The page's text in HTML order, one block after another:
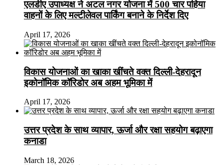
एलडीए उपाध्यक्ष ने अटल नगर योजना में 500 चार पहिया
वाहनों के लिए मल्टीलेवल पार्किंग बनाने के निर्देश दिए
April 17, 2026
विकास योजनाओं का खाका खींचते वक्त दिल्ली-देहरादून
इकोनॉमिक कॉरिडोर अब अहम भूमिका में
April 17, 2026
उत्तर प्रदेश के साथ व्यापार, ऊर्जा और रक्षा सहयोग बढ़ाएगा
कनाडा
March 18, 2026